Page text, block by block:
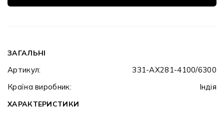
ЗАГАЛЬНІ
Артикул:
331-AX281-4100/6300
Країна виробник:
Індія
ХАРАКТЕРИСТИКИ